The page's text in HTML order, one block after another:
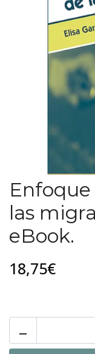
las
eBook.
18,75€
-